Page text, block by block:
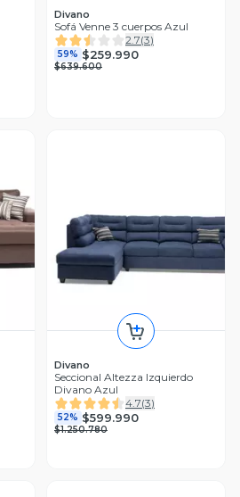
Divano
Sofá Venne 3 cuerpos Azul
2.7(3)
59% $259.990
$639.600
Divano
Seccional Altezza Izquierdo
Divano Azul
4.7(3)
52% $599.990
$1.250.780